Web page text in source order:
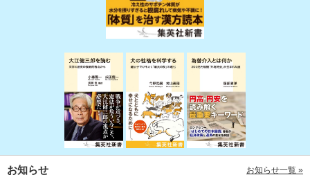
お知らせ
お知らせ一覧 »